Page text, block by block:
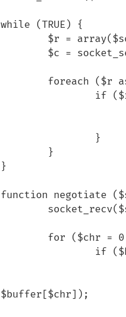
while (TRUE) {
}
function negotiate
$buffer[$chr]);